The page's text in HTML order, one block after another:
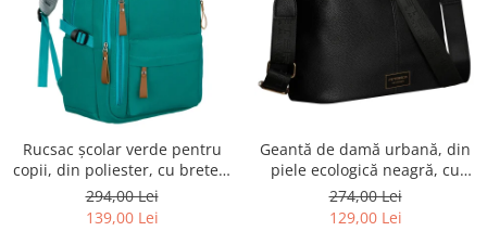
Rucsac școlar verde pentru
copii, din poliester, cu bretele
reglabile - Peterson PTR-PTN
BHX-01-9259 Gree
294,00 Lei
139,00 Lei
Geantă de damă urbană, din
piele ecologică neagră, cu
curea reglabilă - Peterson
PTR-PTN JK6-06-6642
274,00 Lei
129,00 Lei